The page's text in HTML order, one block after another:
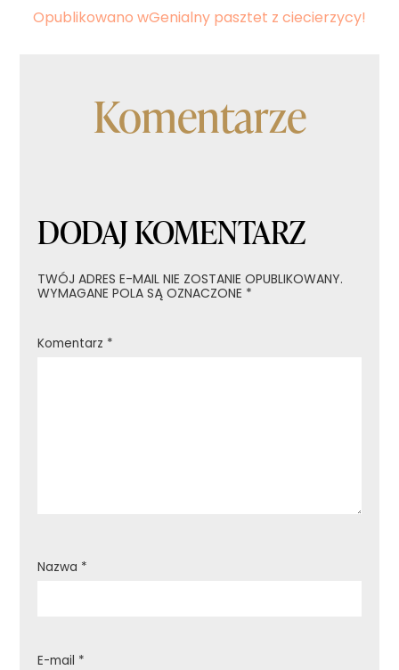
Nawigacja
Opublikowano wGenialny pasztet z ciecierzycy!
Komentarze
DODAJ KOMENTARZ
TWÓJ ADRES E-MAIL NIE ZOSTANIE OPUBLIKOWANY.
WYMAGANE POLA SĄ OZNACZONE *
Komentarz *
Nazwa *
E-mail *